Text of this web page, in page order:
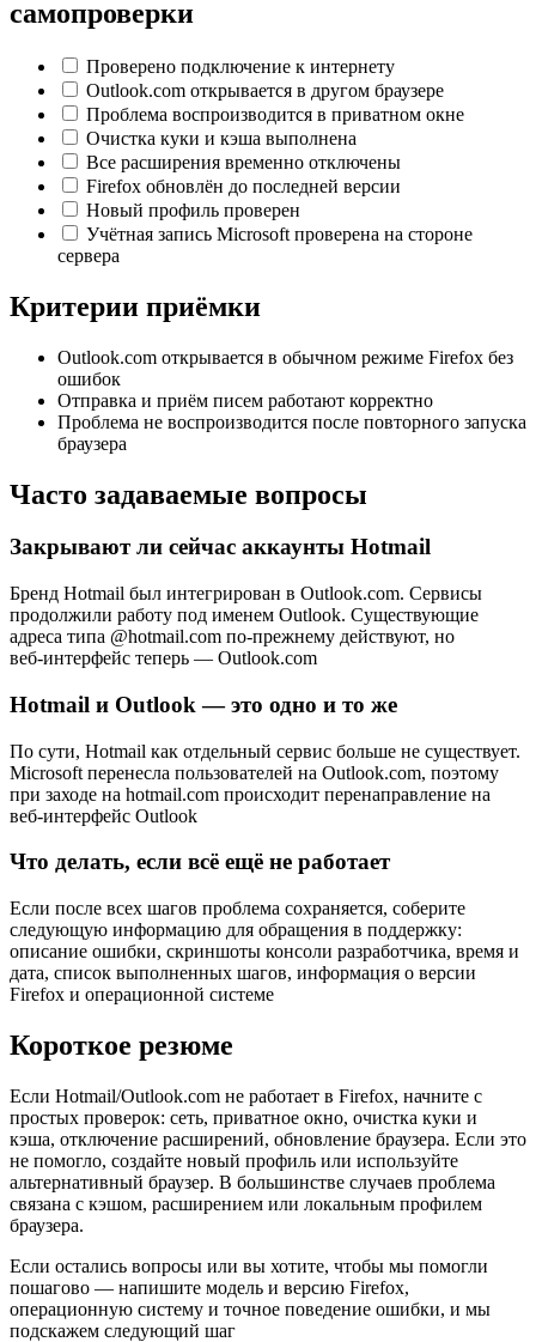
самопроверки
Проверено подключение к интернету
Outlook.com открывается в другом браузере
Проблема воспроизводится в приватном окне
Очистка куки и кэша выполнена
Все расширения временно отключены
Firefox обновлён до последней версии
Новый профиль проверен
Учётная запись Microsoft проверена на стороне
сервера
Критерии приёмки
Outlook.com открывается в обычном режиме Firefox без
ошибок
Отправка и приём писем работают корректно
Проблема не воспроизводится после повторного запуска
браузера
Часто задаваемые вопросы
Закрывают ли сейчас аккаунты Hotmail
Бренд Hotmail был интегрирован в Outlook.com. Сервисы
продолжили работу под именем Outlook. Существующие
адреса типа @hotmail.com по‑прежнему действуют, но
веб‑интерфейс теперь — Outlook.com
Hotmail и Outlook — это одно и то же
По сути, Hotmail как отдельный сервис больше не существует.
Microsoft перенесла пользователей на Outlook.com, поэтому
при заходе на hotmail.com происходит перенаправление на
веб‑интерфейс Outlook
Что делать, если всё ещё не работает
Если после всех шагов проблема сохраняется, соберите
следующую информацию для обращения в поддержку:
описание ошибки, скриншоты консоли разработчика, время и
дата, список выполненных шагов, информация о версии
Firefox и операционной системе
Короткое резюме
Если Hotmail/Outlook.com не работает в Firefox, начните с
простых проверок: сеть, приватное окно, очистка куки и
кэша, отключение расширений, обновление браузера. Если это
не помогло, создайте новый профиль или используйте
альтернативный браузер. В большинстве случаев проблема
связана с кэшом, расширением или локальным профилем
браузера.
Если остались вопросы или вы хотите, чтобы мы помогли
пошагово — напишите модель и версию Firefox,
операционную систему и точное поведение ошибки, и мы
подскажем следующий шаг